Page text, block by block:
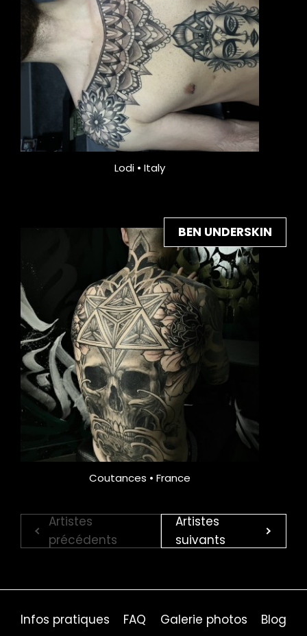
Lodi • Italy
BEN UNDERSKIN
Coutances • France
Artistes
précédents
Artistes
suivants
Infos pratiques FAQ Galerie photos
Blog